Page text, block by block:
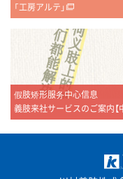
「工房アルテ」
假肢矫形服务中心信息
義肢来社サービスのご案内【